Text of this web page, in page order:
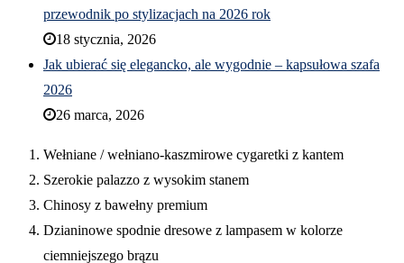
przewodnik po stylizacjach na 2026 rok
18 stycznia, 2026
Jak ubierać się elegancko, ale wygodnie – kapsułowa szafa
2026
26 marca, 2026
Wełniane / wełniano-kaszmirowe cygaretki z kantem
Szerokie palazzo z wysokim stanem
Chinosy z bawełny premium
Dzianinowe spodnie dresowe z lampasem w kolorze
ciemniejszego brązu